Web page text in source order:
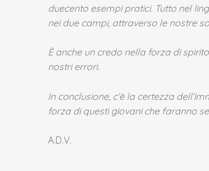
duecento esempi pratici. Tutto nel
nei due campi, attraverso le nostre
È anche un credo nella forza di
nostri errori.
In conclusione, c’è la certezza
forza di questi giovani che faranno
A.D.V.